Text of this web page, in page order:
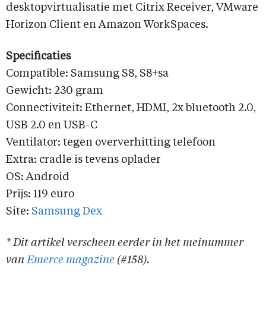
desktopvirtualisatie met Citrix Receiver, VMware
Horizon Client en Amazon WorkSpaces.
Specificaties
Compatible: Samsung S8, S8+sa
Gewicht: 230 gram
Connectiviteit: Ethernet, HDMI, 2x bluetooth 2.0,
USB 2.0 en USB-C
Ventilator: tegen oververhitting telefoon
Extra: cradle is tevens oplader
OS: Android
Prijs: 119 euro
Site: Samsung Dex
* Dit artikel verscheen eerder in het meinummer
van Emerce magazine (#158).